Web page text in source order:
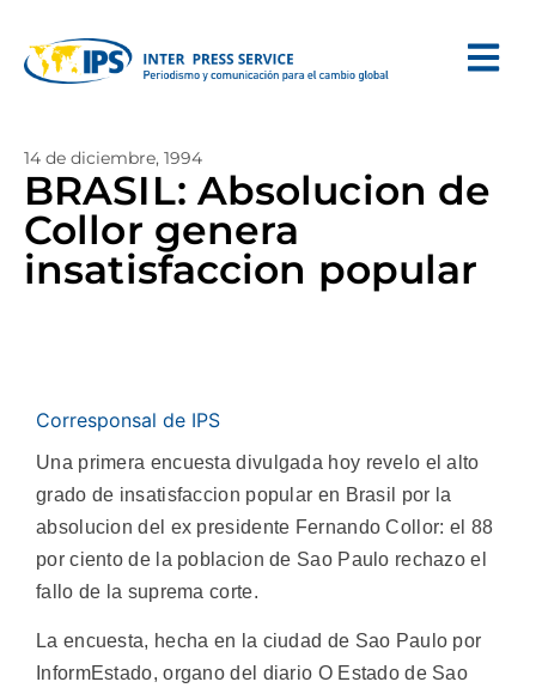
14 de diciembre, 1994
BRASIL: Absolucion de
Collor genera
insatisfaccion popular
Corresponsal de IPS
Una primera encuesta divulgada hoy revelo el alto
grado de insatisfaccion popular en Brasil por la
absolucion del ex presidente Fernando Collor: el 88
por ciento de la poblacion de Sao Paulo rechazo el
fallo de la suprema corte.
La encuesta, hecha en la ciudad de Sao Paulo por
InformEstado, organo del diario O Estado de Sao